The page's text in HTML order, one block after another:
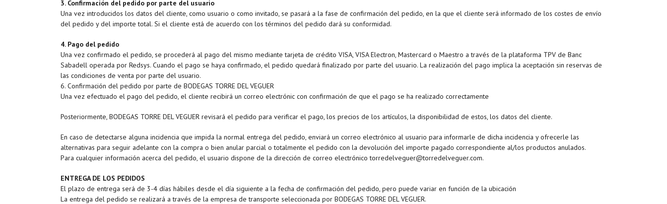
3. Confirmación del pedido por parte del usuario
Una vez introducidos los datos del cliente, como usuario o como invitado, se pasará a la fase de confirmación del pedido, en la que el cliente será informado de los costes de envío
del pedido y del importe total. Si el cliente está de acuerdo con los términos del pedido dará su conformidad.
4. Pago del pedido
Una vez confirmado el pedido, se procederá al pago del mismo mediante tarjeta de crédito VISA, VISA Electron, Mastercard o Maestro a través de la plataforma TPV de Banc
Sabadell operada por Redsys. Cuando el pago se haya confirmado, el pedido quedará finalizado por parte del usuario. La realización del pago implica la aceptación sin reservas de
las condiciones de venta por parte del usuario.
6. Confirmación del pedido por parte de BODEGAS TORRE DEL VEGUER
Una vez efectuado el pago del pedido, el cliente recibirá un correo electrónic con confirmación de que el pago se ha realizado correctamente
Posteriormente, BODEGAS TORRE DEL VEGUER revisará el pedido para verificar el pago, los precios de los artículos, la disponibilidad de estos, los datos del cliente.
En caso de detectarse alguna incidencia que impida la normal entrega del pedido, enviará un correo electrónico al usuario para informarle de dicha incidencia y ofrecerle las
alternativas para seguir adelante con la compra o bien anular parcial o totalmente el pedido con la devolución del importe pagado correspondiente al/los productos anulados.
Para cualquier información acerca del pedido, el usuario dispone de la dirección de correo electrónico torredelveguer@torredelveguer.com.
ENTREGA DE LOS PEDIDOS
El plazo de entrega será de 3-4 días hábiles desde el día siguiente a la fecha de confirmación del pedido, pero puede variar en función de la ubicación
La entrega del pedido se realizará a través de la empresa de transporte seleccionada por BODEGAS TORRE DEL VEGUER.